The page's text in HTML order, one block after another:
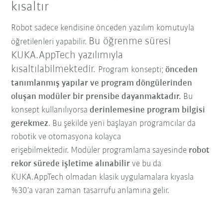
kısaltır
Robot sadece kendisine önceden yazılım komutuyla
öğretilenleri yapabilir. Bu öğrenme süresi
KUKA.AppTech yazılımıyla
kısaltılabilmektedir. Program konsepti; önceden
tanımlanmışyapılarve program döngülerinden
oluşan modüler bir prensibe dayanmaktadır. Bu
konsept kullanılıyorsaderinlemesine program bilgisi
gerekmez. Bu şekilde yeni başlayan programcılar da
robotik ve otomasyona kolayca
erişebilmektedir. Modüler programlama sayesinde robot
rekor sürede işletime alınabilir ve bu da
KUKA.AppTech olmadan klasik uygulamalara kıyasla
%30’a varan zaman tasarrufu anlamına gelir.